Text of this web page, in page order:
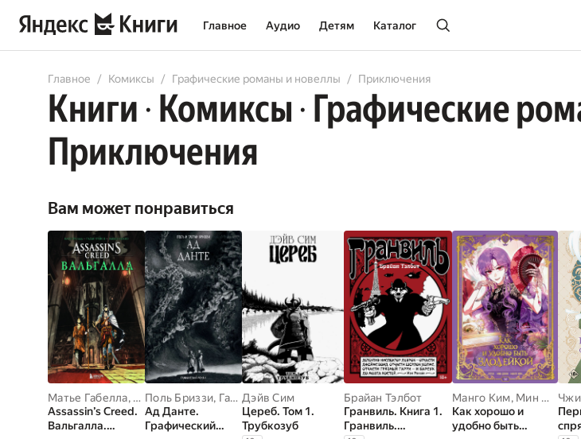
Главное Аудио Детям Каталог
Главное Комиксы Графические романы и новеллы Приключения
ComicbooksBooksAudiobooks
Книги • Комиксы • Графические
Приключения
Вам может понравиться
Матье Габелла, Паоло Трейси,Фабьен Алькиэ
Assassin’s Creed.
Вальгалла.
Поль Бриззи, Гаэтан Бриззи
Ад Данте.
Графический
Дэйв Сим
Цереб. Том 1.
Трубкозуб
Брайан Тэлбот
Гранвиль. Книга 1.
Гранвиль.
Манго Ким, Мин Дохян
Как хорошо и
удобно быть